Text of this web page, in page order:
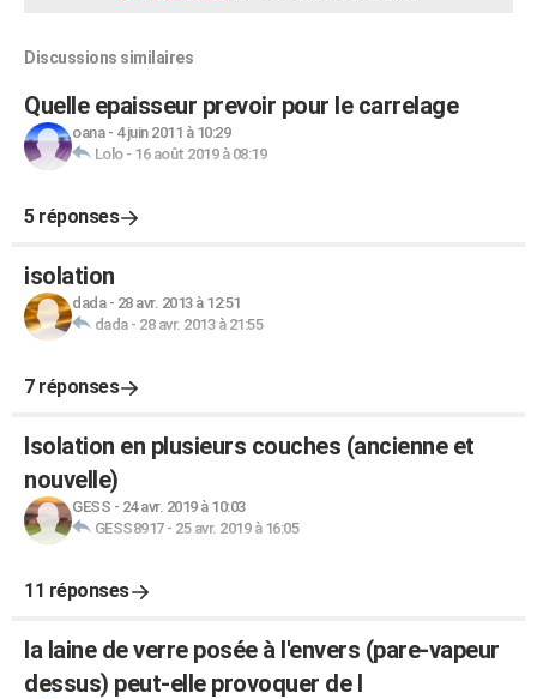
Discussions similaires
Quelle epaisseur prevoir pour le carrelage
oana- 4 juin 2011 à 10:29
Lolo- 16 août 2019 à 08:19
5 réponses
isolation
dada- 28 avr. 2013 à 12:51
dada- 28 avr. 2013 à 21:55
7 réponses
Isolation en plusieurs couches (ancienne et
nouvelle)
GESS - 24 avr. 2019 à 10:03
GESS8917- 25 avr. 2019 à 16:05
11 réponses
la laine de verre posée à l'envers (pare-vapeur
dessus) peut-elle provoquer de l